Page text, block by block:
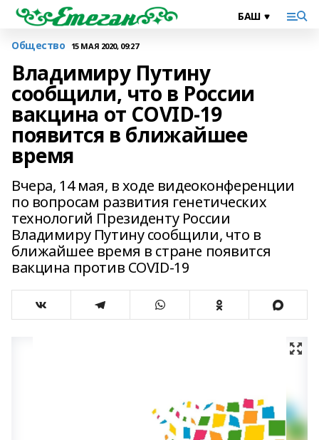
Общество 15 МАЯ 2020, 09:27
Владимиру Путину
сообщили, что в России
вакцина от COVID-19
появится в ближайшее
время
Вчера, 14 мая, в ходе видеоконференции
по вопросам развития генетических
технологий Президенту России
Владимиру Путину сообщили, что в
ближайшее время в стране появится
вакцина против COVID-19